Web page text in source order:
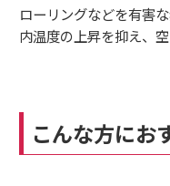
ローリングなどを有害
内温度の上昇を抑え、
こんな方にお